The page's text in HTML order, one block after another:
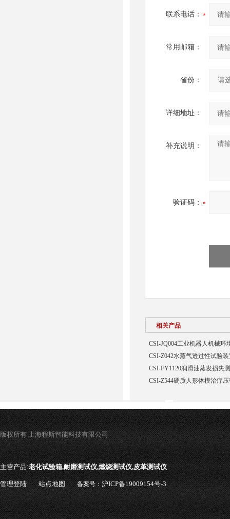
联系电话：
常用邮箱：
省份：
详细地址：
补充说明：
验证码：
相关产品
CSI-JQ004工业机器人机械
CSI-Z042水蒸气透过性试验
CSI-FY1120润滑油蒸发损失
CSI-Z544硬质人形体模治疗
版权所有 上海程斯智能科技有限公司
主营产品:老化试验箱,耐磨测试仪,燃烧测试仪,皮革测试仪
管理登陆 站点地图 备案号：沪ICP备19009154号-3